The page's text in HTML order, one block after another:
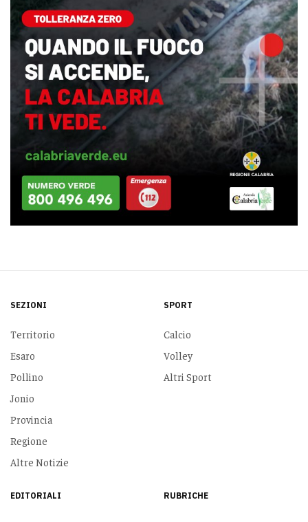
SEZIONI
Territorio
Esaro
Pollino
Jonio
Provincia
Regione
Altre Notizie
SPORT
Calcio
Volley
Altri Sport
EDITORIALI RUBRICHE